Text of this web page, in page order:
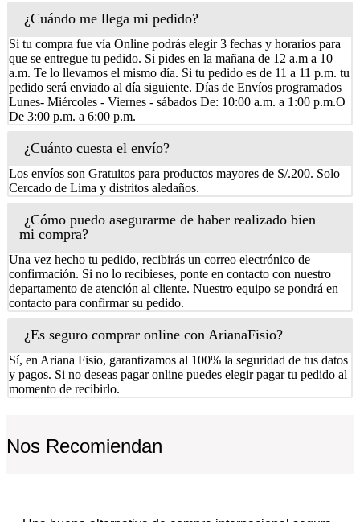
¿Cuándo me llega mi pedido?
Si tu compra fue vía Online podrás elegir 3 fechas y horarios para
que se entregue tu pedido. Si pides en la mañana de 12 a.m a 10
a.m. Te lo llevamos el mismo día. Si tu pedido es de 11 a 11 p.m. tu
pedido será enviado al día siguiente. Días de Envíos programados
Lunes- Miércoles - Viernes - sábados De: 10:00 a.m. a 1:00 p.m.O
De 3:00 p.m. a 6:00 p.m.
¿Cuánto cuesta el envío?
Los envíos son Gratuitos para productos mayores de S/.200. Solo
Cercado de Lima y distritos aledaños.
¿Cómo puedo asegurarme de haber realizado bien
mi compra?
Una vez hecho tu pedido, recibirás un correo electrónico de
confirmación. Si no lo recibieses, ponte en contacto con nuestro
departamento de atención al cliente. Nuestro equipo se pondrá en
contacto para confirmar su pedido.
¿Es seguro comprar online con ArianaFisio?
Sí, en Ariana Fisio, garantizamos al 100% la seguridad de tus datos
y pagos. Si no deseas pagar online puedes elegir pagar tu pedido al
momento de recibirlo.
Nos Recomiendan